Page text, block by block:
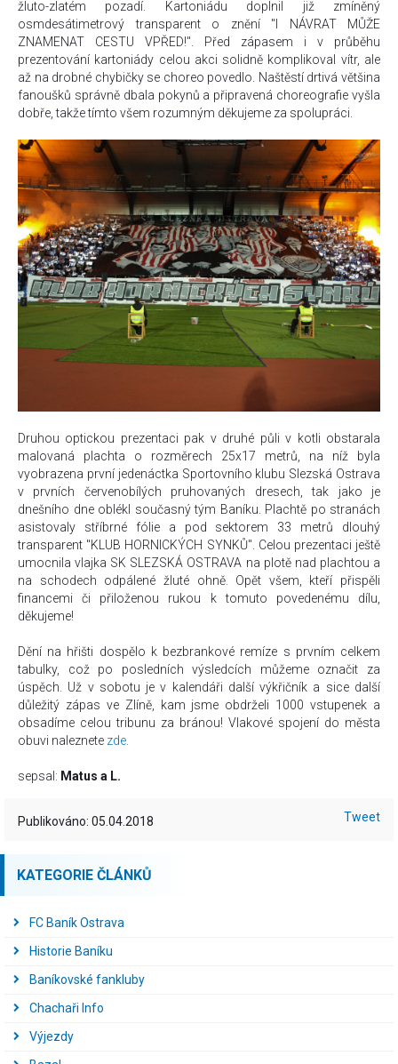
žluto-zlatém pozadí. Kartoniádu doplnil již zmíněný
osmdesátimetrový transparent o znění "I NÁVRAT MŮŽE
ZNAMENAT CESTU VPŘED!". Před zápasem i v průběhu
prezentování kartoniády celou akci solidně komplikoval vítr, ale
až na drobné chybičky se choreo povedlo. Naštěstí drtivá většina
fanoušků správně dbala pokynů a připravená choreografie vyšla
dobře, takže tímto všem rozumným děkujeme za spolupráci.
Druhou optickou prezentaci pak v druhé půli v kotli obstarala
malovaná plachta o rozměrech 25x17 metrů, na níž byla
vyobrazena první jedenáctka Sportovního klubu Slezská Ostrava
v prvních červenobílých pruhovaných dresech, tak jako je
dnešního dne oblékl současný tým Baníku. Plachtě po stranách
asistovaly stříbrné fólie a pod sektorem 33 metrů dlouhý
transparent "KLUB HORNICKÝCH SYNKŮ". Celou prezentaci ještě
umocnila vlajka SK SLEZSKÁ OSTRAVA na plotě nad plachtou a
na schodech odpálené žluté ohně. Opět všem, kteří přispěli
financemi či přiloženou rukou k tomuto povedenému dílu,
děkujeme!
Dění na hřišti dospělo k bezbrankové remíze s prvním celkem
tabulky, což po posledních výsledcích můžeme označit za
úspěch. Už v sobotu je v kalendáři další výkřičník a sice další
důležitý zápas ve Zlíně, kam jsme obdrželi 1000 vstupenek a
obsadíme celou tribunu za bránou! Vlakové spojení do města
obuvi naleznete zde
sepsal: Matus a L.
Publikováno: 05.04.2018 Tweet
KATEGORIE ČLÁNKŮ
FC Baník Ostrava
Historie Baníku
Baníkovské fankluby
Chachaři Info
Výjezdy